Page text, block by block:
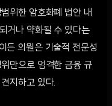
위한 암호화폐 법안 내
거나 약화될 수 있다는
든 의원은 기술적 전문성
만으로 엄격한 금융 규
지하고 있다.